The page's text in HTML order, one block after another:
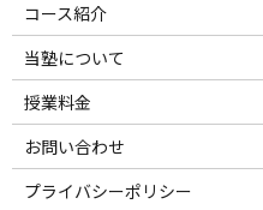
コース紹介
当塾について
授業料金
お問い合わせ
プライバシーポリシー